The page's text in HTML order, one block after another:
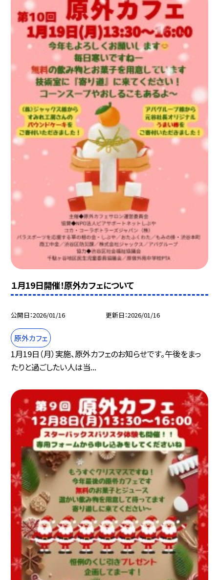
１月19日開催！原外カフェについて
公開日 2026/01/16 更新日 2026/01/16
原外カフェ
1月19日（月）実施、原外カフェのお知らせです。午後をまっ
たりと過ごしたい人は当...